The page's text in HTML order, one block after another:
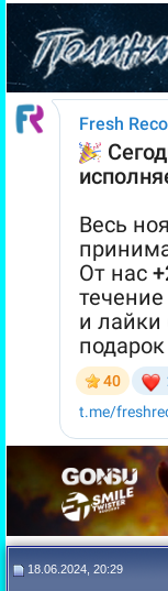
18.06.2024, 20:29